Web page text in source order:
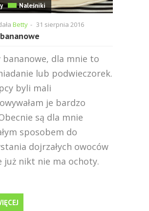
Naleśniki
Betty - 31 sierpnia 2016
bananowe, dla mnie to
lub podwieczorek.
byli mali
je bardzo
są dla mnie
sposobem do
dojrzałych owoców
już nikt nie ma ochoty.